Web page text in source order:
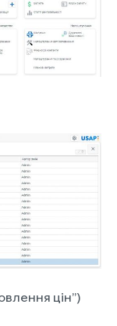
цін”)